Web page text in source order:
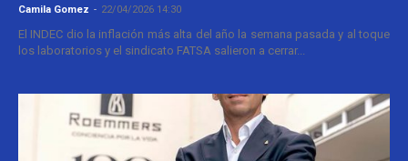
Camila Gomez - 22/04/2026 14:30
El INDEC dio la inflación más alta del año la semana pasada y al toque
los laboratorios y el sindicato FATSA salieron a cerrar...